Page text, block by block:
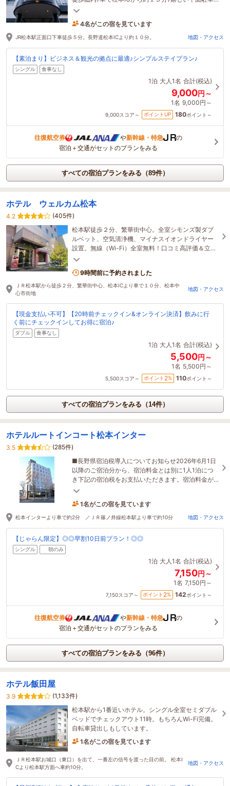
場完備♪【全室】Wi-Fi&有線ネット接続無料♪
4名がこの宿を見ています
JR松本駅正面口下車徒歩５分。長野道松本ICより約１０分。 地図・アクセス
【素泊まり】ビジネス＆観光の拠点に最適♪シンプルステイプラン♪
シングル 食事なし
1泊 大人1名 合計(税込)
9,000円～
1名 9,000円～
9,000スコア～ ポイントUP 180ポイント～
往復航空券 や新幹線・特急
の
宿泊＋交通がセットのプランをみる
すべての宿泊プランをみる（89件）
ホテル ウェルカム松本
4.2
(405件)
松本駅徒歩２分、繁華街中心。全室シモンズ製ダブ
ルベット、空気清浄機、マイナスイオンドライヤー
設置。無線（Wi-Fi）全室無料！口コミ高評価＆立地
抜群の人気リーズナブルホテル。
9時間前に予約されました
ＪＲ松本駅から徒歩２分、繁華街中心、松本ICより車で１０分、松本中
心市街地
地図・アクセス
【現金支払い不可】【20時前チェックイン&オンライン決済】飲みに行
く前にチェックインしてお得に宿泊♪
ダブル 食事なし
1泊 大人1名 合計(税込)
5,500円～
1名 5,500円～
5,500スコア～ ポイント 2% 110ポイント～
すべての宿泊プランをみる（14件）
ホテルルートインコート松本インター
3.5
(285件)
■長野県宿泊税導入についてお知らせ2026年6月1日
以降のご宿泊分から、宿泊料金とは別に1人1泊につ
き下記の宿泊税をお支払いただきます。宿泊料金が1
人1泊6,000円以上(税抜料金）…宿泊税：200円
1名がこの宿を見ています
たった今予約されました
松本インターより車で約2分 ／ＪＲ篠ノ井線松本駅より車で約10分 地図・アクセス
【じゃらん限定】◎◎早割10日前プラン！◎◎
シングル 朝のみ
1泊 大人1名 合計(税込)
7,150円～
1名 7,150円～
7,150スコア～ ポイント 2% 142ポイント～
往復航空券 や新幹線・特急
の
宿泊＋交通がセットのプランをみる
すべての宿泊プランをみる（96件）
ホテル飯田屋
3.9
(1,133件)
松本駅から1番近いホテル。シングル全室セミダブル
ベッドでチェックアウト11時。もちろんWi-Fi完備。
自転車貸出しもしています。
1名がこの宿を見ています
ＪＲ松本駅お城口（東口）を出て、一番左の信号を渡った目の前。 松本I
Cより松本駅方面へ車約10分。
地図・アクセス